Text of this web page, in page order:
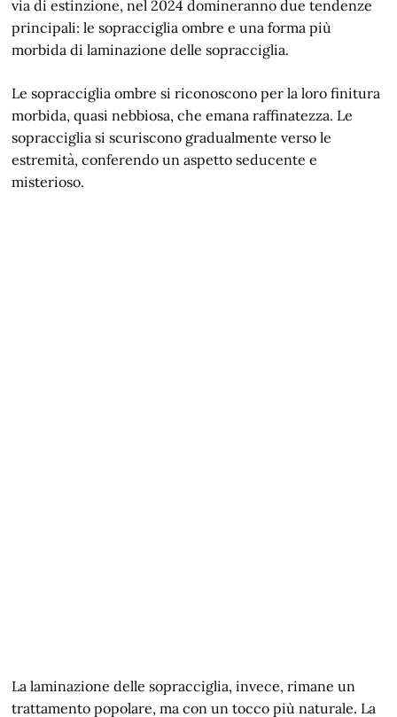
via di estinzione, nel 2024 domineranno due tendenze
principali: le sopracciglia ombre e una forma più
morbida di laminazione delle sopracciglia.
Le sopracciglia ombre si riconoscono per la loro finitura
morbida, quasi nebbiosa, che emana raffinatezza. Le
sopracciglia si scuriscono gradualmente verso le
estremità, conferendo un aspetto seducente e
misterioso.
La laminazione delle sopracciglia, invece, rimane un
trattamento popolare, ma con un tocco più naturale. La